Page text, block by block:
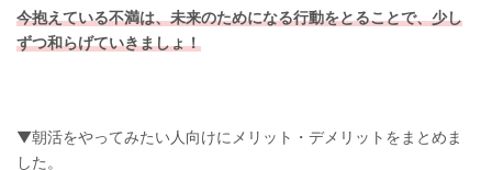
今抱えている不満は、未来のためになる行動をとることで、少し
ずつ和らげていきましょ！
▼朝活をやってみたい人向けにメリット・デメリットをまとめま
した。